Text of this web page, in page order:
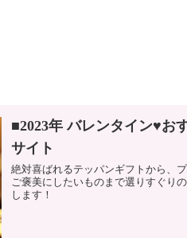
■2023年 バレンタイン♥お
サイト
絶対喜ばれるテッパンギフトから、
ご褒美にしたいものまで選りすぐり
します！